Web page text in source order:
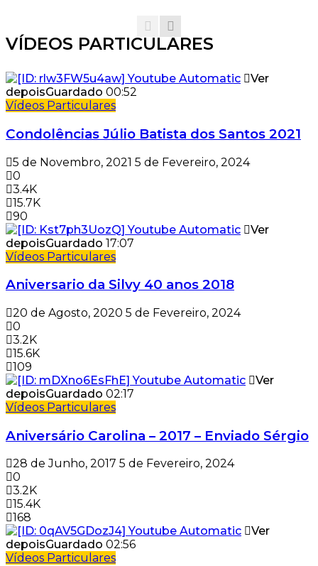
VÍDEOS PARTICULARES
Ver
depoisGuardado 00:52
Vídeos Particulares
Condolências Júlio Batista dos Santos 2021
5 de Novembro, 2021 5 de Fevereiro, 2024
0
3.4K
15.7K
90
Ver
depoisGuardado 17:07
Vídeos Particulares
Aniversario da Silvy 40 anos 2018
20 de Agosto, 2020 5 de Fevereiro, 2024
0
3.2K
15.6K
109
Ver
depoisGuardado 02:17
Vídeos Particulares
Aniversário Carolina – 2017 – Enviado Sérgio
28 de Junho, 2017 5 de Fevereiro, 2024
0
3.2K
15.4K
168
Ver
depoisGuardado 02:56
Vídeos Particulares